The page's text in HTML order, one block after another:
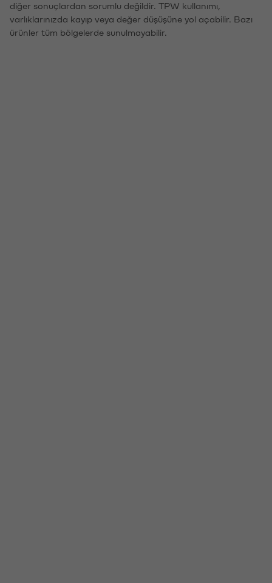
diğer sonuçlardan sorumlu değildir. TPW kullanımı,
varlıklarınızda kayıp veya değer düşüşüne yol açabilir. Bazı
ürünler tüm bölgelerde sunulmayabilir.